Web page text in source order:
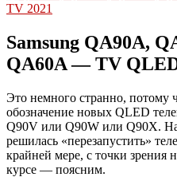
Samsung QA90A,
QA60A — TV QLED
Это немного странно, потому
обозначение новых QLED
Q90V или Q90W или Q90X.
решилась «перезапустить»
крайней мере, с точки зрения
курсе — поясним.